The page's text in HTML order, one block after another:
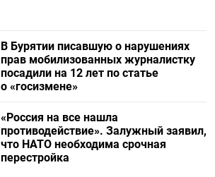
В Бурятии писавшую о нарушениях
прав мобилизованных журналистку
посадили на 12 лет по статье
о «госизмене»
«Россия на все нашла
противодействие». Залужный заявил,
что НАТО необходима срочная
перестройка